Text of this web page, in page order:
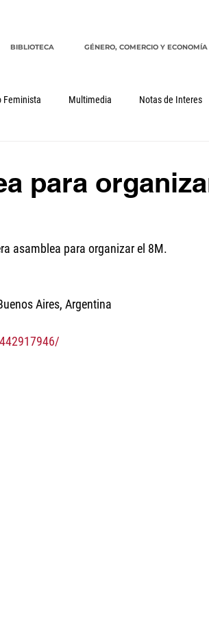
BIBLIOTECA GÉNERO, COMERCIO Y ECONOMÍA
Feminista Multimedia Notas de Interes
para
asamblea para organizar el 8M.
Aires, Argentina